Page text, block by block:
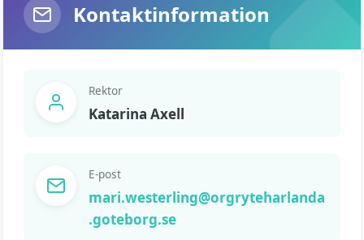
Kontaktinformation
Rektor
Katarina Axell
E-post
mari.westerling@orgryteharlanda
.goteborg.se